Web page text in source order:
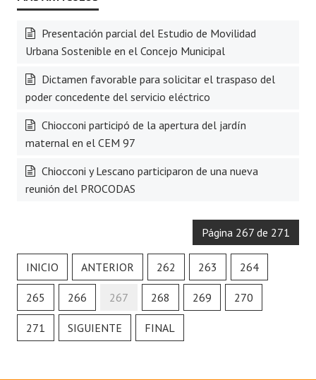
Presentación parcial del Estudio de Movilidad
Urbana Sostenible en el Concejo Municipal
Dictamen favorable para solicitar el traspaso del
poder concedente del servicio eléctrico
Chiocconi participó de la apertura del jardín
maternal en el CEM 97
Chiocconi y Lescano participaron de una nueva
reunión del PROCODAS
Página 267 de 271
INICIO ANTERIOR 262 263 264
265 266 267 268 269 270
271 SIGUIENTE FINAL